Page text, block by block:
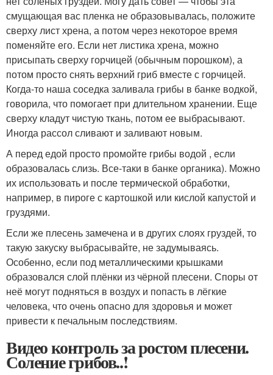
смущающая вас пленка не образовывалась, положите
сверху лист хрена, а потом через некоторое время
поменяйте его. Если нет листика хрена, можно
присыпать сверху горчицей (обычным порошком), а
потом просто снять верхний гриб вместе с горчицей.
Когда-то наша соседка заливала грибы в банке водкой,
говорила, что помогает при длительном хранении. Еще
сверху кладут чистую ткань, потом ее выбрасывают.
Иногда рассол сливают и заливают новым.
А перед едой просто промойте грибы водой , если
образовалась слизь. Все-таки в банке органика). Можно
их использовать и после термической обработки,
например, в пироге с картошкой или кислой капустой и
груздями.
Если же плесень замечена и в других слоях груздей, то
такую закуску выбрасывайте, не задумываясь.
Особенно, если под металлическими крышками
образовался слой плёнки из чёрной плесени. Споры от
неё могут подняться в воздух и попасть в лёгкие
человека, что очень опасно для здоровья и может
привести к печальным последствиям.
Видео контроль за ростом плесени.
Соление грибов..!